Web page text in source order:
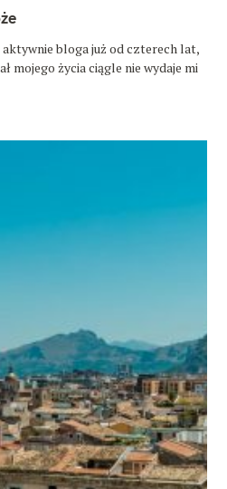
bloga już od czterech lat,
mojego życia ciągle nie wydaje mi